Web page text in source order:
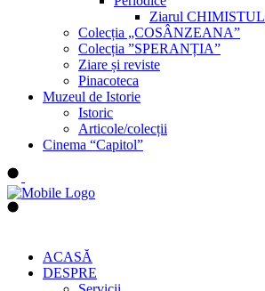
Ziarul CHIMISTUL
Colecția „COSÂNZEANA”
Colecția ”SPERANȚIA”
Ziare și reviste
Pinacoteca
Muzeul de Istorie
Istoric
Articole/colecții
Cinema “Capitol”
ACASĂ
DESPRE